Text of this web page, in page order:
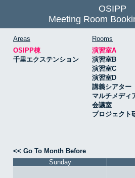
OSIPP
Meeting Room
Areas
OSIPP棟
千里エクステンション
Rooms
演習室A
演習室B
演習室C
演習室D
講義シアター
マルチメディ
会議室
プロジェクト
<< Go To Month Before
Sunday